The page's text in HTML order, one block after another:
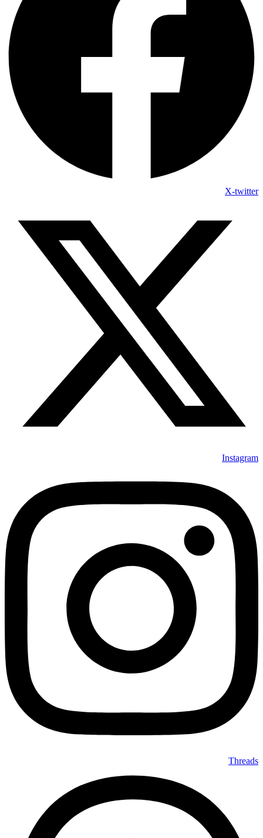
X-twitter
Instagram
Threads